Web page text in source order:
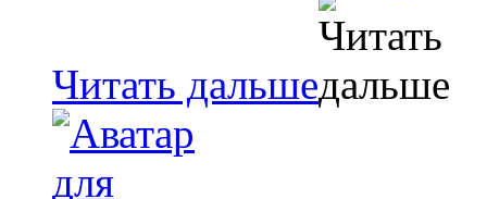
Читать дальше